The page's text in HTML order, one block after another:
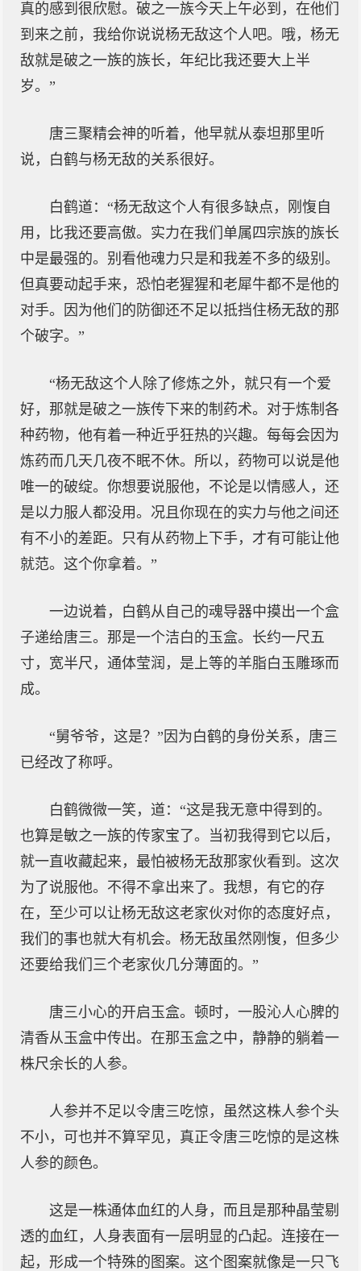
真的感到很欣慰。破之一族今天上午必到，在他们
到来之前，我给你说说杨无敌这个人吧。哦，杨无
敌就是破之一族的族长，年纪比我还要大上半
岁。”
唐三聚精会神的听着，他早就从泰坦那里听
说，白鹤与杨无敌的关系很好。
白鹤道：“杨无敌这个人有很多缺点，刚愎自
用，比我还要高傲。实力在我们单属四宗族的族长
中是最强的。别看他魂力只是和我差不多的级别。
但真要动起手来，恐怕老猩猩和老犀牛都不是他的
对手。因为他们的防御还不足以抵挡住杨无敌的那
个破字。”
“杨无敌这个人除了修炼之外，就只有一个爱
好，那就是破之一族传下来的制药术。对于炼制各
种药物，他有着一种近乎狂热的兴趣。每每会因为
炼药而几天几夜不眠不休。所以，药物可以说是他
唯一的破绽。你想要说服他，不论是以情感人，还
是以力服人都没用。况且你现在的实力与他之间还
有不小的差距。只有从药物上下手，才有可能让他
就范。这个你拿着。”
一边说着，白鹤从自己的魂导器中摸出一个盒
子递给唐三。那是一个洁白的玉盒。长约一尺五
寸，宽半尺，通体莹润，是上等的羊脂白玉雕琢而
成。
“舅爷爷，这是？”因为白鹤的身份关系，唐三
已经改了称呼。
白鹤微微一笑，道：“这是我无意中得到的。
也算是敏之一族的传家宝了。当初我得到它以后，
就一直收藏起来，最怕被杨无敌那家伙看到。这次
为了说服他。不得不拿出来了。我想，有它的存
在，至少可以让杨无敌这老家伙对你的态度好点，
我们的事也就大有机会。杨无敌虽然刚愎，但多少
还要给我们三个老家伙几分薄面的。”
唐三小心的开启玉盒。顿时，一股沁人心脾的
清香从玉盒中传出。在那玉盒之中，静静的躺着一
株尺余长的人参。
人参并不足以令唐三吃惊，虽然这株人参个头
不小，可也并不算罕见，真正令唐三吃惊的是这株
人参的颜色。
这是一株通体血红的人身，而且是那种晶莹剔
透的血红，人身表面有一层明显的凸起。连接在一
起，形成一个特殊的图案。这个图案就像是一只飞